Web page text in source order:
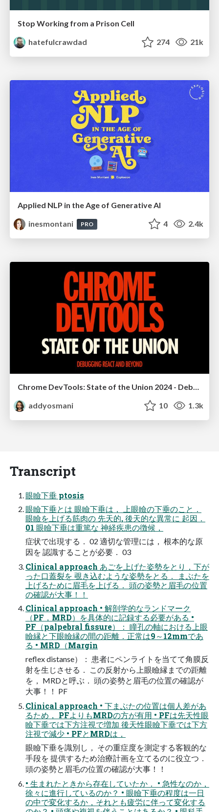
Stop Working from a Prison Cell
hatefulcrawdad
274 21k
Applied NLP in the Age of Generative AI
inesmontani
PRO 4 2.4k
Chrome DevTools: State of the Union 2024 - Debugging React & Beyond
addyosmani
10 1.3k
Transcript
眼瞼下垂 ptosis
眼瞼下垂とは 眼瞼下垂は， 上眼瞼の下垂のこと．
眼瞼を上げる筋⾁の 先天的, 後天的な異常に 起因．
01 眼瞼下垂は重篤な 神経疾患の徴候，
症状で出現する． 02 適切な管理には， 根本的な原
因を 認識することが必要． 03
Clinical approach あごを上げた姿勢をとり，下が
った口蓋裂を 覗き込むような姿勢をとる． まぶたを
上げるために眉毛を上げる． 頭の姿勢と眉毛の位置
の確認が大事！！
Clinical approach • 解剖学的なランドマーク
（PF，MRD）を具体的に記録する必要がある •
PF（palpebral fissure）： 瞳孔の軸における上眼
瞼縁と下眼瞼縁の間の距離．正常は9～12mmであ
る • MRD（Margin
reflex distanse）： 患者にペンライトを当てて角膜反
射を生じさせる． この反射から上眼瞼縁までの距離
を， MRDと呼ぶ． 頭の姿勢と眉毛の位置の確認が
大事！！ PF
Clinical approach • 下まぶたの位置は個人差があ
るため， PFよりもMRDの方が有用 • PFは先天性眼
瞼下垂では下方注視で増加 後天性眼瞼下垂では下方
注視で減少 • PFとMRDは，
眼瞼下垂を識別し， その重症度を測定する客観的な
手段を 提供するため治療計画を立てるのに役立つ．
頭の姿勢と眉毛の位置の確認が大事！！
• 生まれたときから存在していたか． • 急性なのか，
徐々に進行しているのか？ • 眼瞼下垂の程度は一日
の中で変化するか，それとも疲労に伴って変化する